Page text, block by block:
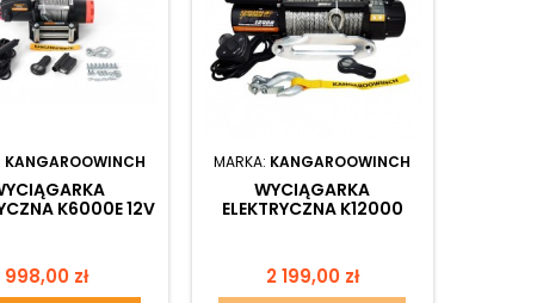
KANGAROOWINCH
K6000E 12V
Cena
998,00 zł
MARKA: KANGAROOWINCH
WYCIĄGARKA
ELEKTRYCZNA K12000
Cena
2 199,00 zł